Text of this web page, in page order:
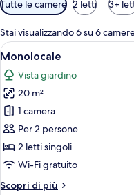
disponibili
per
le
camere
Tutte le camere 2 letti 3+
Stai visualizzando 6 su 6
Apri
tutte
le
foto
per
Monolocale
7
Monolocale
Vista giardino
20 m²
1 camera
Per 2 persone
2 letti singoli
Wi-Fi gratuito
Scopri di più
Altri